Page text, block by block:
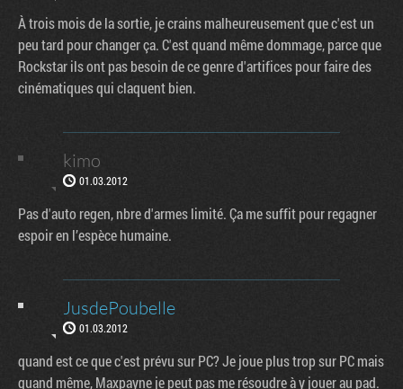
À trois mois de la sortie, je crains malheureusement que c'est un
peu tard pour changer ça. C'est quand même dommage, parce que
Rockstar ils ont pas besoin de ce genre d'artifices pour faire des
cinématiques qui claquent bien.
kimo
01.03.2012
Pas d'auto regen, nbre d'armes limité. Ça me suffit pour regagner
espoir en l’espèce humaine.
JusdePoubelle
01.03.2012
quand est ce que c'est prévu sur PC? Je joue plus trop sur PC mais
quand même, Maxpayne je peut pas me résoudre à y jouer au pad.